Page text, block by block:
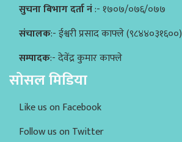
सुचना बिभाग दर्ता नं:- १७०७/०७६/०७७
संचालक:- ईश्वरी प्रसाद काफ्ले (९८४४०३१६००)
सम्पादक:- देवेंद्र कुमार काफ्ले
सोसल मिडिया
Like us on Facebook
Follow us on Twitter